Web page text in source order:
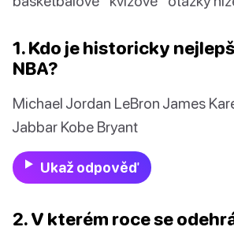
1. Kdo je historicky
NBA?
Michael Jordan LeBron James
Jabbar Kobe Bryant
Ukaž odpověď
2. V kterém roce se